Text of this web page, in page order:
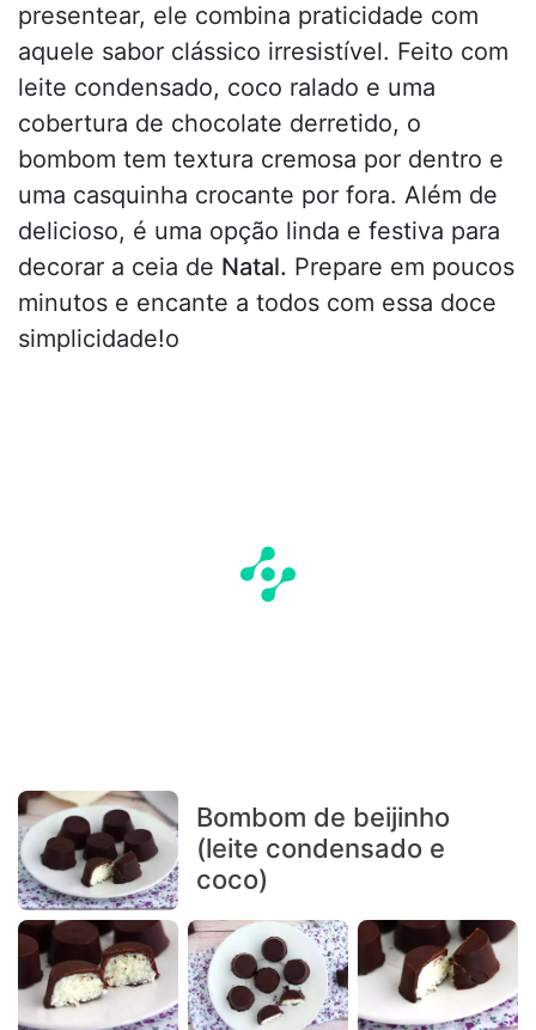
presentear, ele combina praticidade com
aquele sabor clássico irresistível. Feito com
leite condensado, coco ralado e uma
cobertura de chocolate derretido, o
bombom tem textura cremosa por dentro e
uma casquinha crocante por fora. Além de
delicioso, é uma opção linda e festiva para
decorar a ceia de Natal. Prepare em poucos
minutos e encante a todos com essa doce
simplicidade!o
Bombom de beijinho
(leite condensado e
coco)